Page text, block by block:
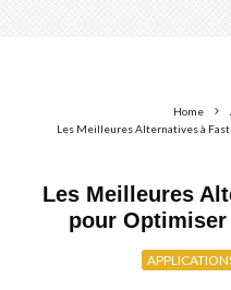
Home
Les Meilleures Alternatives à
Les Meilleures
pour